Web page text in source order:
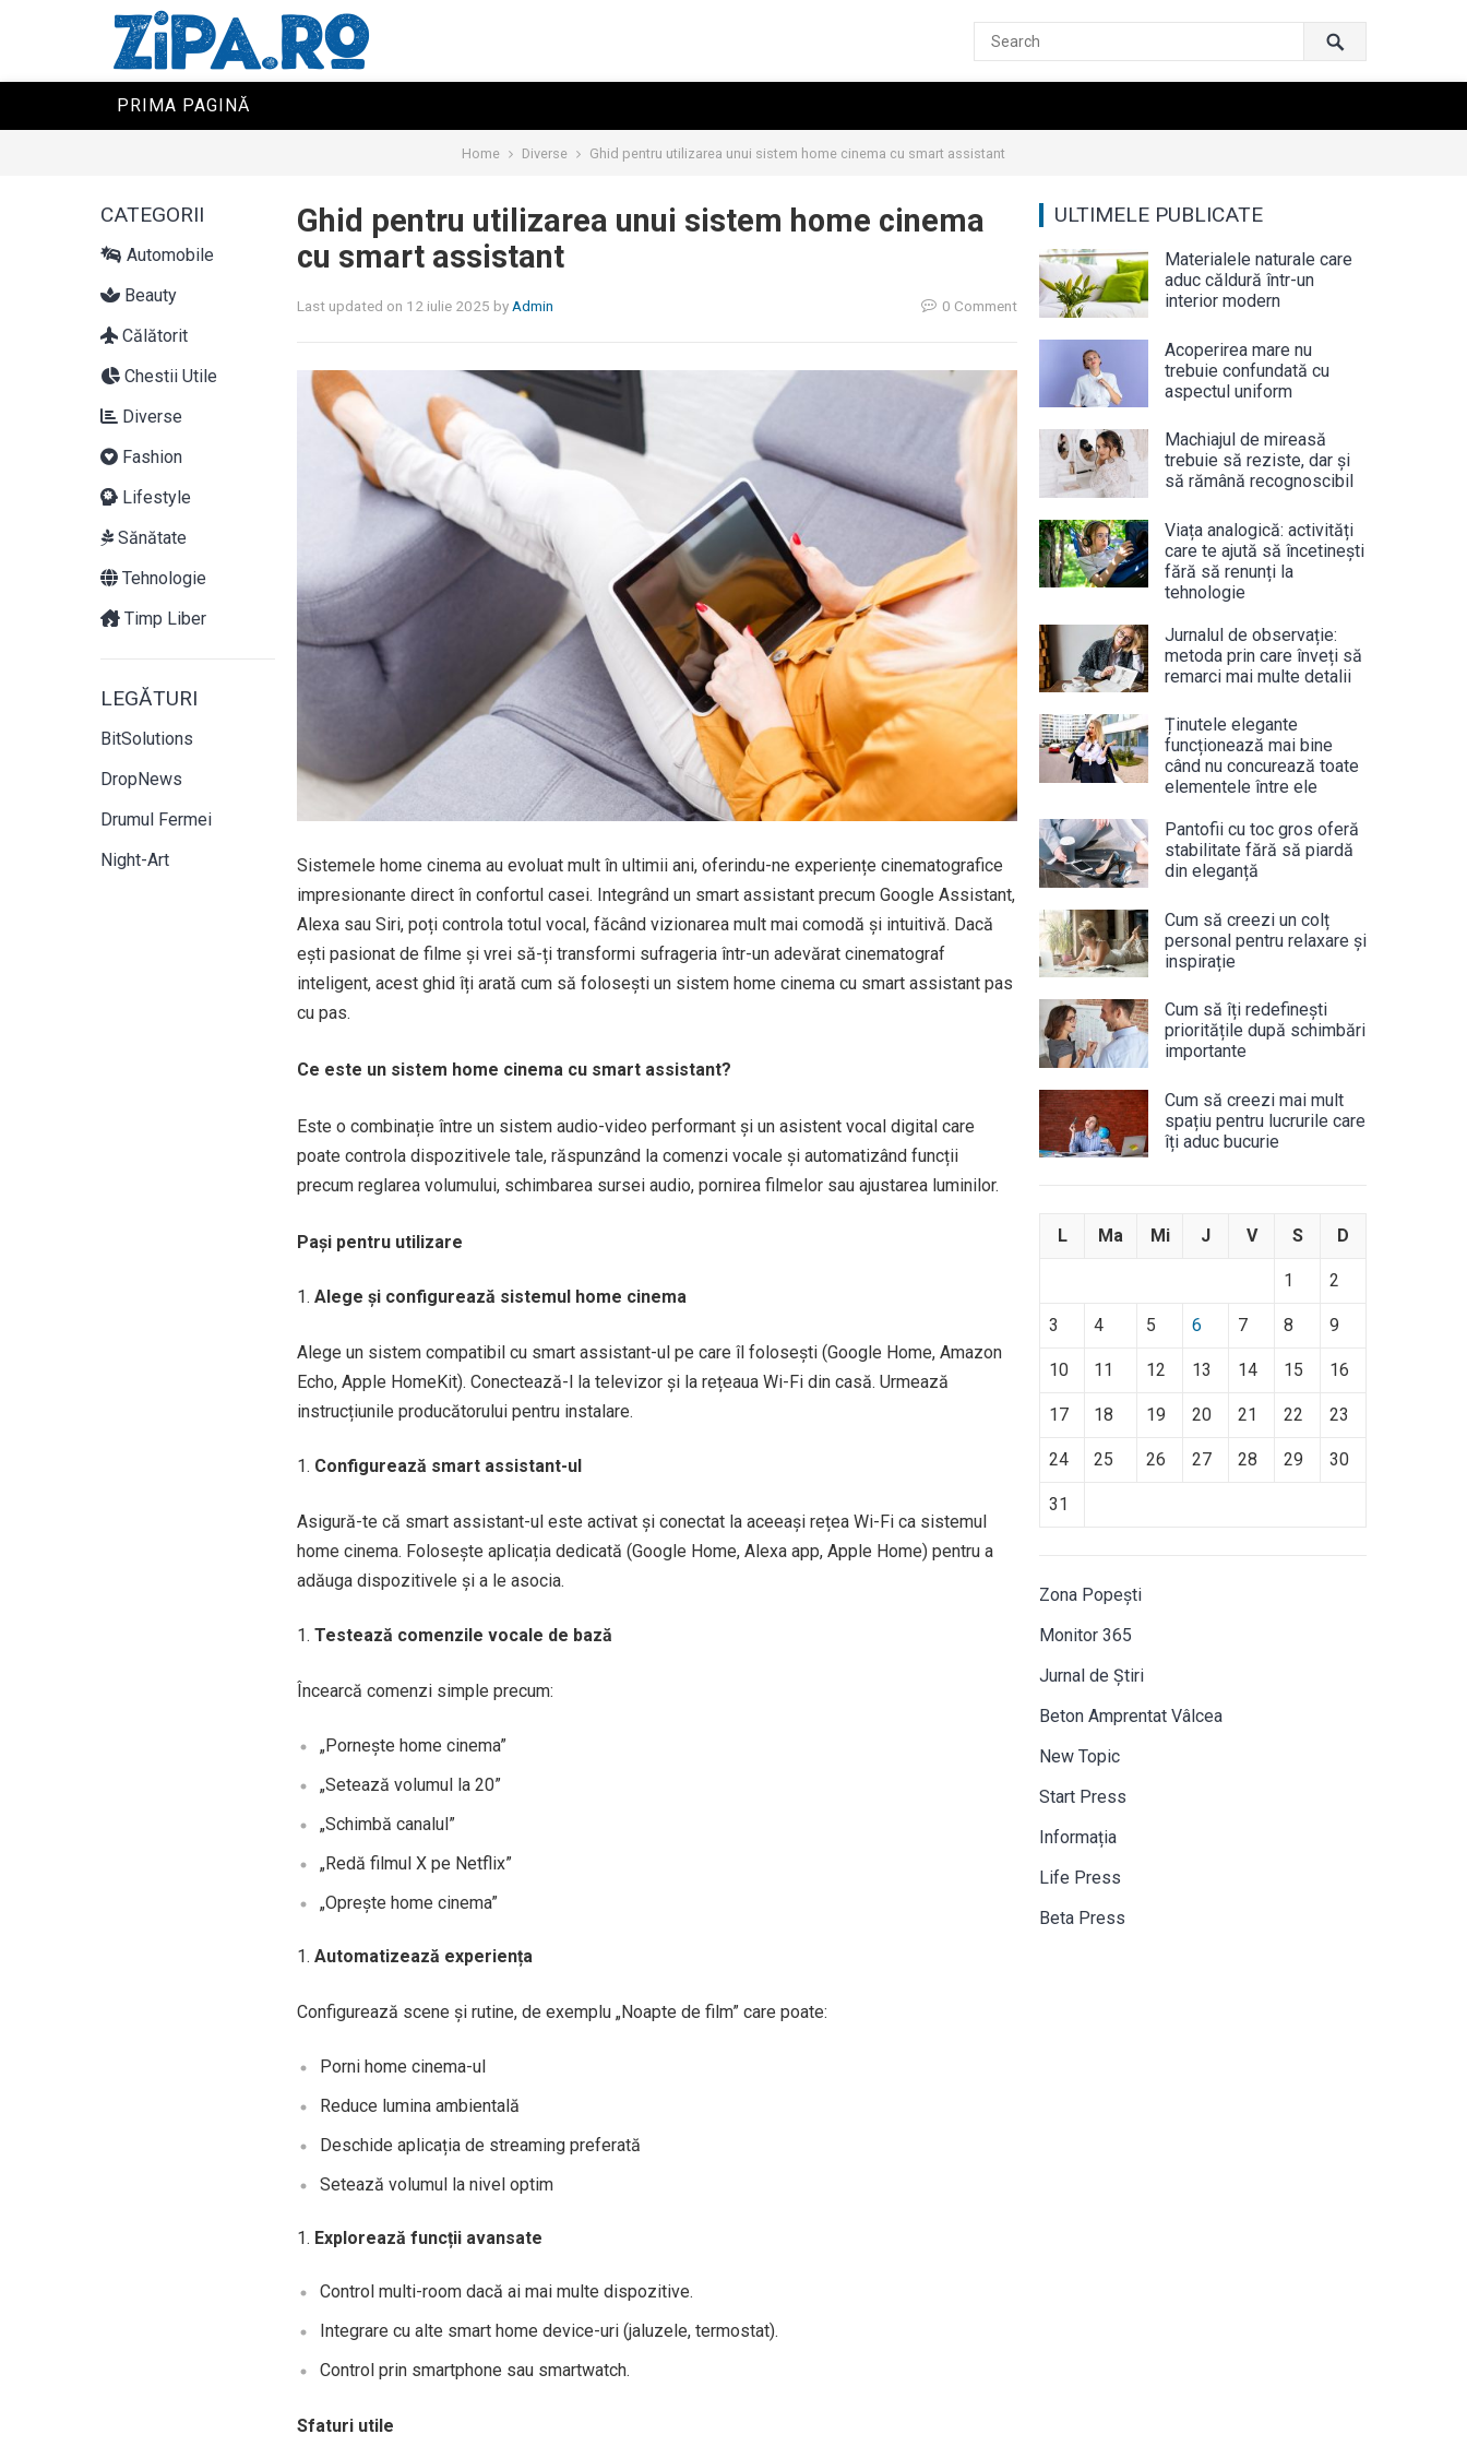
PRIMA PAGINĂ
Home Diverse Ghid pentru utilizarea unui sistem home cinema cu smart assistant
CATEGORII
Automobile
Beauty
Călătorit
Chestii Utile
Diverse
Fashion
Lifestyle
Sănătate
Tehnologie
Timp Liber
LEGĂTURI
BitSolutions
DropNews
Drumul Fermei
Night-Art
Ghid pentru utilizarea unui sistem home cinema
cu smart assistant
Last updated on 12 iulie 2025 by Admin 0 Comment
Sistemele home cinema au evoluat mult în ultimii ani, oferindu-ne experiențe cinematografice
impresionante direct în confortul casei. Integrând un smart assistant precum Google Assistant,
Alexa sau Siri, poți controla totul vocal, făcând vizionarea mult mai comodă și intuitivă. Dacă
ești pasionat de filme și vrei să-ți transformi sufrageria într-un adevărat cinematograf
inteligent, acest ghid îți arată cum să folosești un sistem home cinema cu smart assistant pas
cu pas.
Ce este un sistem home cinema cu smart assistant?
Este o combinație între un sistem audio-video performant și un asistent vocal digital care
poate controla dispozitivele tale, răspunzând la comenzi vocale și automatizând funcții
precum reglarea volumului, schimbarea sursei audio, pornirea filmelor sau ajustarea luminilor.
Pași pentru utilizare
Alege și configurează sistemul home cinema
Alege un sistem compatibil cu smart assistant-ul pe care îl folosești (Google Home, Amazon
Echo, Apple HomeKit). Conectează-l la televizor și la rețeaua Wi-Fi din casă. Urmează
instrucțiunile producătorului pentru instalare.
Configurează smart assistant-ul
Asigură-te că smart assistant-ul este activat și conectat la aceeași rețea Wi-Fi ca sistemul
home cinema. Folosește aplicația dedicată (Google Home, Alexa app, Apple Home) pentru a
adăuga dispozitivele și a le asocia.
Testează comenzile vocale de bază
Încearcă comenzi simple precum:
„Pornește home cinema”
„Setează volumul la 20”
„Schimbă canalul”
„Redă filmul X pe Netflix”
„Oprește home cinema”
Automatizează experiența
Configurează scene și rutine, de exemplu „Noapte de film” care poate:
Porni home cinema-ul
Reduce lumina ambientală
Deschide aplicația de streaming preferată
Setează volumul la nivel optim
Explorează funcții avansate
Control multi-room dacă ai mai multe dispozitive.
Integrare cu alte smart home device-uri (jaluzele, termostat).
Control prin smartphone sau smartwatch.
Sfaturi utile
ULTIMELE PUBLICATE
Materialele naturale care
aduc căldură într-un
interior modern
Acoperirea mare nu
trebuie confundată cu
aspectul uniform
Machiajul de mireasă
trebuie să reziste, dar și
să rămână recognoscibil
Viața analogică: activități
care te ajută să încetinești
fără să renunți la
tehnologie
Jurnalul de observație:
metoda prin care înveți să
remarci mai multe detalii
Ținutele elegante
funcționează mai bine
când nu concurează toate
elementele între ele
Pantofii cu toc gros oferă
stabilitate fără să piardă
din eleganță
Cum să creezi un colț
personal pentru relaxare și
inspirație
Cum să îți redefinești
prioritățile după schimbări
importante
Cum să creezi mai mult
spațiu pentru lucrurile care
îți aduc bucurie
L Ma Mi J V S D
1 2
3 4 5 6 7 8 9
10 11 12 13 14 15 16
17 18 19 20 21 22 23
24 25 26 27 28 29 30
31
Zona Popești
Monitor 365
Jurnal de Știri
Beton Amprentat Vâlcea
New Topic
Start Press
Informația
Life Press
Beta Press